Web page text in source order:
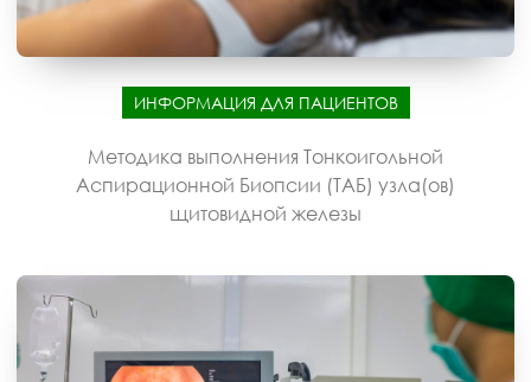
ИНФОРМАЦИЯ ДЛЯ ПАЦИЕНТОВ
Методика выполнения Тонкоигольной
Аспирационной Биопсии (ТАБ) узла(ов)
щитовидной железы